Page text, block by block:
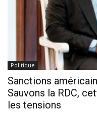
Politique
Sanctions
Sauvons la RDC,
les tensions